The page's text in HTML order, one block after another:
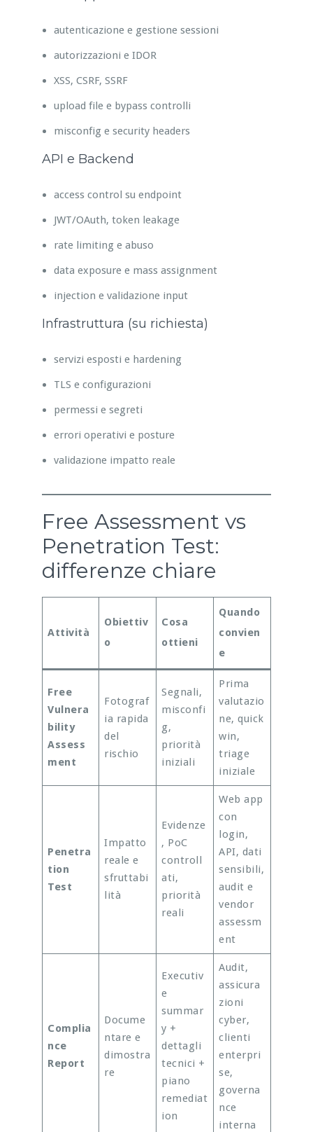
autenticazione e gestione sessioni
autorizzazioni e IDOR
XSS, CSRF, SSRF
upload file e bypass controlli
misconfig e security headers
API e Backend
access control su endpoint
JWT/OAuth, token leakage
rate limiting e abuso
data exposure e mass assignment
injection e validazione input
Infrastruttura (su richiesta)
servizi esposti e hardening
TLS e configurazioni
permessi e segreti
errori operativi e posture
validazione impatto reale
Free Assessment vs
Penetration Test:
differenze chiare
Attività
Obiettiv
o
Cosa
ottieni
Quando
convien
e
Free
Vulnera
bility
Assess
ment
Fotograf
ia rapida
del
rischio
Segnali,
misconfi
g,
priorità
iniziali
Prima
valutazio
ne, quick
win,
triage
iniziale
Penetra
tion
Test
Impatto
reale e
sfruttabi
lità
Evidenze
, PoC
controll
ati,
priorità
reali
Web app
con
login,
API, dati
sensibili,
audit e
vendor
assessm
ent
Complia
nce
Report
Docume
ntare e
dimostra
re
Executiv
e
summar
y +
dettagli
tecnici +
piano
remediat
ion
Audit,
assicura
zioni
cyber,
clienti
enterpri
se,
governa
nce
interna